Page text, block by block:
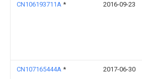
CN106193711A * 2016-09-23
CN107165444A * 2017-06-30